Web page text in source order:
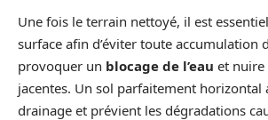
Une fois le terrain nettoyé, il est
surface afin d’éviter toute accumulation
provoquer un blocage de l’eau et nuire
jacentes. Un sol parfaitement horizontal
drainage et prévient les dégradations